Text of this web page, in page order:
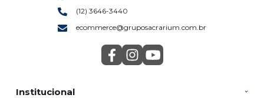
Institucional
(12) 3646-3440
ecommerce@gruposacrarium.com.br